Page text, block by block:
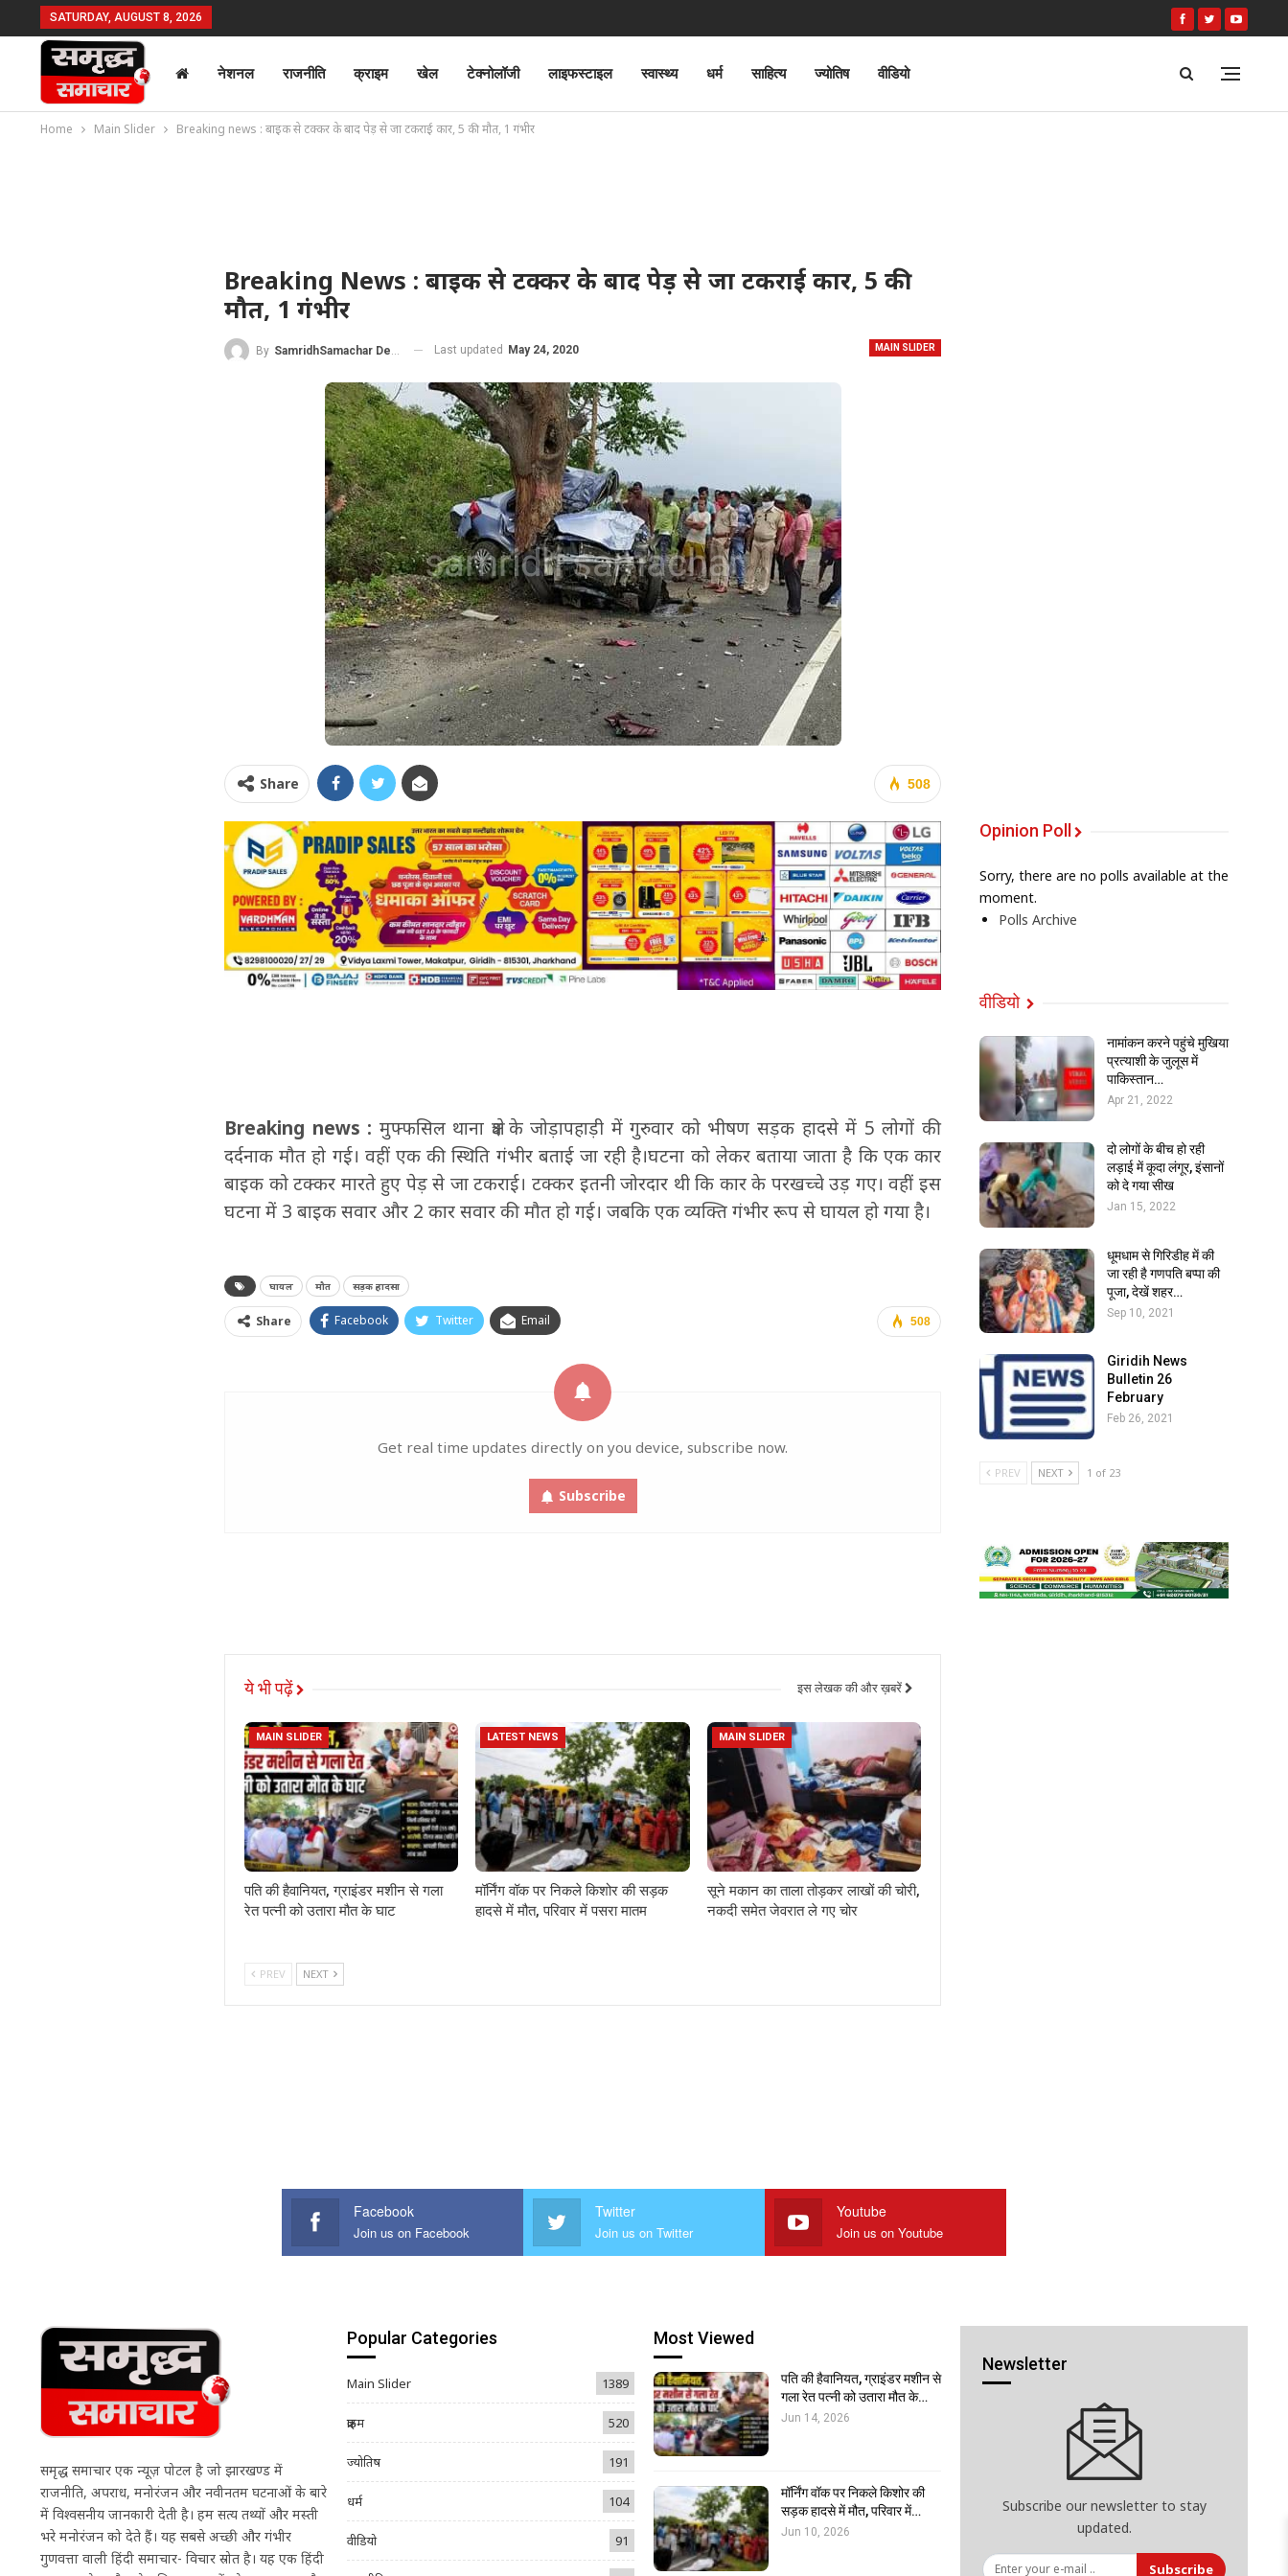
SATURDAY, AUGUST 8, 2026
नेशनल राजनीति क्राइम खेल टेक्नोलॉजी लाइफस्टाइल स्वास्थ्य धर्म साहित्य ज्योतिष वीडियो
Home Main Slider Breaking news : बाइक से टक्कर के बाद पेड़ से जा टकराई कार, 5 की मौत, 1 गंभीर
Breaking News : बाइक से टक्कर के बाद पेड़ से जा टकराई कार, 5 की
मौत, 1 गंभीर
MAIN SLIDER
By SamridhSamachar Desk Last updated May 24, 2020
508
Share
Breaking news : मुफ्फसिल थाना क्षेत्र के जोड़ापहाड़ी में गुरुवार को भीषण सड़क हादसे में 5 लोगों की
दर्दनाक मौत हो गई। वहीं एक की स्थिति गंभीर बताई जा रही है।घटना को लेकर बताया जाता है कि एक कार
बाइक को टक्कर मारते हुए पेड़ से जा टकराई। टक्कर इतनी जोरदार थी कि कार के परखच्चे उड़ गए। वहीं इस
घटना में 3 बाइक सवार और 2 कार सवार की मौत हो गई। जबकि एक व्यक्ति गंभीर रूप से घायल हो गया है।
घायल मौत सड़क हादसा
508
Share Facebook Twitter Email
Get real time updates directly on you device, subscribe now.
Subscribe
ये भी पढ़ें इस लेखक की और ख़बरें
MAIN SLIDER
पति की हैवानियत, ग्राइंडर मशीन से गला
रेत पत्नी को उतारा मौत के घाट
LATEST NEWS
मॉर्निंग वॉक पर निकले किशोर की सड़क
हादसे में मौत, परिवार में पसरा मातम
MAIN SLIDER
सूने मकान का ताला तोड़कर लाखों की चोरी,
नकदी समेत जेवरात ले गए चोर
PREV NEXT
Opinion Poll
Sorry, there are no polls available at the
moment.
Polls Archive
वीडियो
नामांकन करने पहुंचे मुखिया
प्रत्याशी के जुलूस में
पाकिस्तान…
Apr 21, 2022
दो लोगों के बीच हो रही
लड़ाई में कूदा लंगूर, इंसानों
को दे गया सीख
Jan 15, 2022
धूमधाम से गिरिडीह में की
जा रही है गणपति बप्पा की
पूजा, देखें शहर…
Sep 10, 2021
Giridih News
Bulletin 26
February
Feb 26, 2021
PREV NEXT 1 of 23
Facebook
Join us on Facebook
Twitter
Join us on Twitter
Youtube
Join us on Youtube
समृद्ध समाचार एक न्यूज़ पोर्टल है जो झारखण्ड में
राजनीति, अपराध, मनोरंजन और नवीनतम घटनाओं के बारे
में विश्वसनीय जानकारी देती है। हम सत्य तथ्यों और मस्ती
भरे मनोरंजन को देते हैं। यह सबसे अच्छी और गंभीर
गुणवत्ता वाली हिंदी समाचार- विचार स्रोत है। यह एक हिंदी
Popular Categories
Main Slider 1389
क्राइम 520
ज्योतिष 191
धर्म 104
वीडियो 91
Most Viewed
पति की हैवानियत, ग्राइंडर मशीन से
गला रेत पत्नी को उतारा मौत के…
Jun 14, 2026
मॉर्निंग वॉक पर निकले किशोर की
सड़क हादसे में मौत, परिवार में…
Jun 10, 2026
Newsletter
Subscribe our newsletter to stay
updated.
Subscribe